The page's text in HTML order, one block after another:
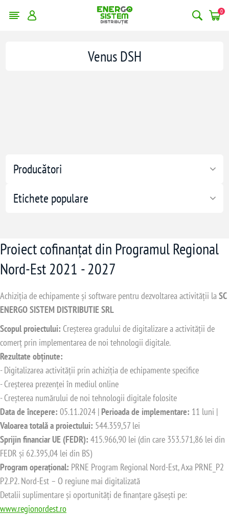
0
Producători
Etichete populare
Venus DSH
Proiect cofinanțat din Programul Regional
Nord-Est 2021 - 2027
Achiziția de echipamente și software pentru dezvoltarea activității laSC
ENERGO SISTEM DISTRIBUTIE SRL
Scopul proiectului: Creșterea gradului de digitalizare a activității de
comerț prin implementarea de noi tehnologii digitale.
Rezultate obținute:
- Digitalizarea activității prin achiziția de echipamente specifice
- Creșterea prezenței în mediul online
- Creșterea numărului de noi tehnologii digitale folosite
Data de începere: 05.11.2024 | Perioada de implementare: 11 luni |
Valoarea totală a proiectului: 544.359,57 lei
Sprijin financiar UE (FEDR): 415.966,90 lei (din care 353.571,86 lei din
FEDR și 62.395,04 lei din BS)
Program operațional: PRNE Program Regional Nord-Est, Axa PRNE_P2
P2.P2. Nord-Est – O regiune mai digitalizată
Detalii suplimentare și oportunități de finanțare găsești pe:
www.regionordest.ro